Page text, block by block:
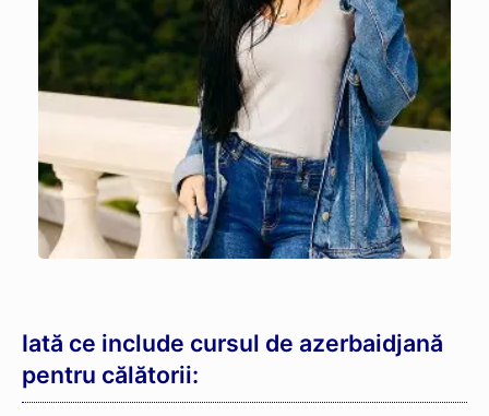
Iată ce include cursul de azerbaidjană
pentru călătorii: